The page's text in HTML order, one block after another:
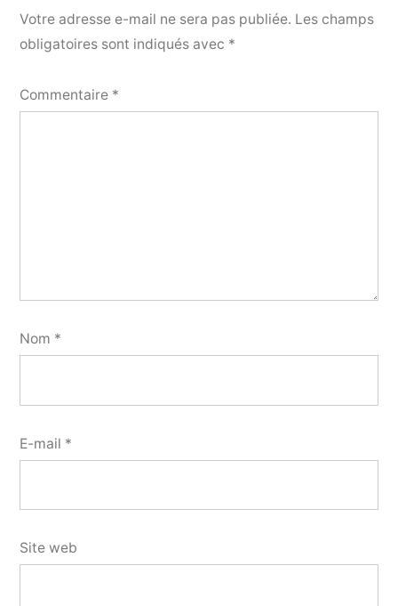
Votre adresse e-mail ne sera pas publiée. Les champs
obligatoires sont indiqués avec *
Commentaire *
Nom *
E-mail *
Site web